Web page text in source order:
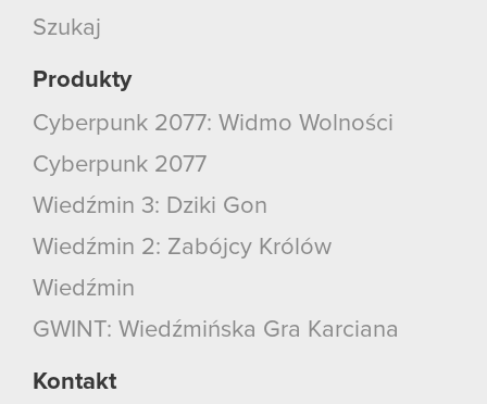
Szukaj
Produkty
Cyberpunk 2077: Widmo Wolności
Cyberpunk 2077
Wiedźmin 3: Dziki Gon
Wiedźmin 2: Zabójcy Królów
Wiedźmin
GWINT: Wiedźmińska Gra Karciana
Kontakt